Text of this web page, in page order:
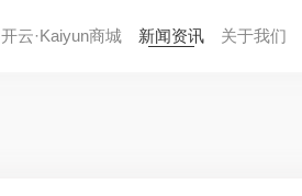
开云·Kaiyun商城 新闻资讯 关于我们